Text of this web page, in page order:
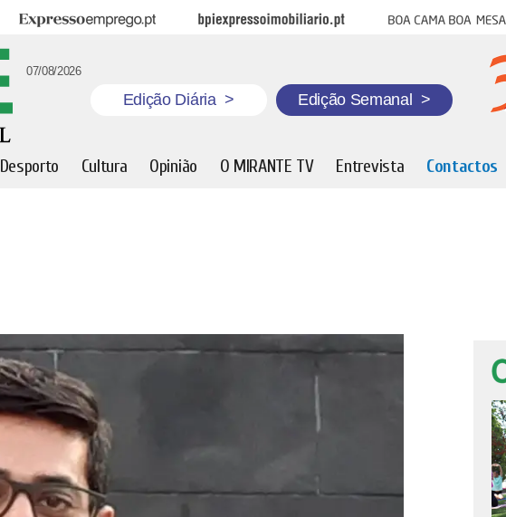
Expresso Emprego BPI Expresso Imobiliário Boa cama boa mesa
07/08/2026
Edição Diária > Edição Semanal >
Desporto Cultura Opinião O MIRANTE TV Entrevista Contactos